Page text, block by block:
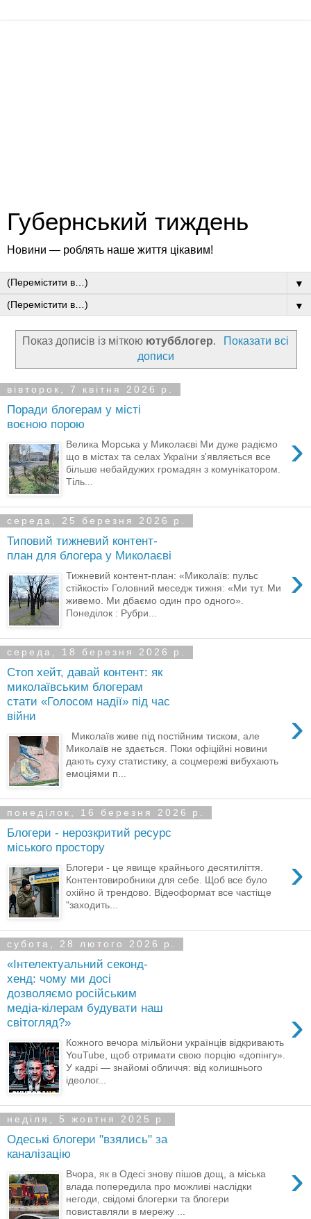
Губернський тиждень
Новини — роблять наше життя цікавим!
▼
▼
Показ дописів із міткою ютубблогер.
Показати всі
дописи
вівторок, 7 квітня 2026 р.
Поради блогерам у місті
воєною порою
›
Велика Морська у Миколаєві Ми дуже радіємо
що в містах та селах України з'являється все
більше небайдужих громадян з комунікатором.
Тіль...
середа, 25 березня 2026 р.
Типовий тижневий контент-
план для блогера у Миколаєві
›
Тижневий контент-план: «Миколаїв: пульс
стійкості» Головний меседж тижня: «Ми тут. Ми
живемо. Ми дбаємо один про одного».
Понеділок : Рубри...
середа, 18 березня 2026 р.
Стоп хейт, давай контент: як
миколаївським блогерам
стати «Голосом надії» під час
війни
›
Миколаїв живе під постійним тиском, але
Миколаїв не здається. Поки офіційні новини
дають суху статистику, а соцмережі вибухають
емоціями п...
понеділок, 16 березня 2026 р.
Блогери - нерозкритий ресурс
міського простору
›
Блогери - це явище крайнього десятиліття.
Контентовиробники для себе. Щоб все було
охійно й трендово. Відеоформат все частіще
"заходить...
субота, 28 лютого 2026 р.
«Інтелектуальний секонд-
хенд: чому ми досі
дозволяємо російським
медіа-кілерам будувати наш
світогляд?»
›
Кожного вечора мільйони українців відкривають
YouTube, щоб отримати свою порцію «допінгу».
У кадрі — знайомі обличчя: від колишнього
ідеолог...
неділя, 5 жовтня 2025 р.
Одеські блогери "взялись" за
каналізацію
›
Вчора, як в Одесі знову пішов дощ, а міська
влада попередила про можливі наслідки
негоди, свідомі блогерки та блогери
повиставляли в мережу ...